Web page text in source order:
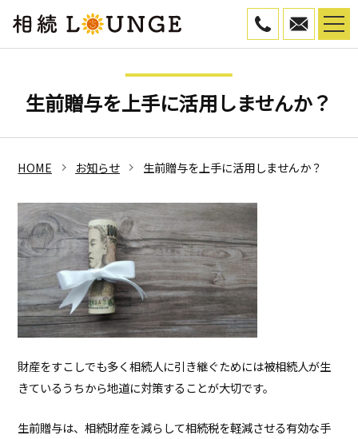
050-5799-
WEB
生前贈与を上手に活用しませんか？
HOME お知らせ 生前贈与を上手に活用しませんか？
財産をすこしでも多く相続人に引き継ぐためには被相続人が生
きているうちから地道に対策することが大切です。
生前贈与は、相続財産を減らして相続税を軽減させる有効な手